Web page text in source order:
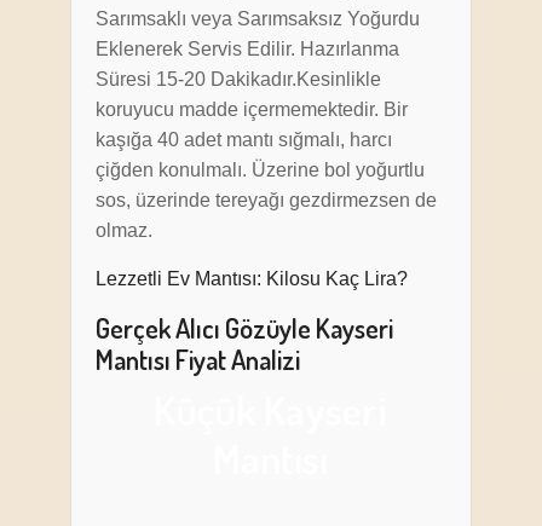
Sarımsaklı veya Sarımsaksız Yoğurdu
Eklenerek Servis Edilir. Hazırlanma
Süresi 15-20 Dakikadır.Kesinlikle
koruyucu madde içermemektedir. Bir
kaşığa 40 adet mantı sığmalı, harcı
çiğden konulmalı. Üzerine bol yoğurtlu
sos, üzerinde tereyağı gezdirmezsen de
olmaz.
Lezzetli Ev Mantısı: Kilosu Kaç Lira?
Gerçek Alıcı Gözüyle Kayseri
Mantısı Fiyat Analizi